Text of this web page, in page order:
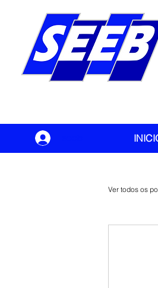
Ver todos os
Banco